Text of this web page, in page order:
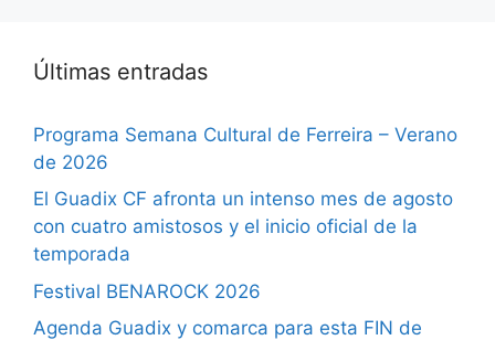
Últimas entradas
Programa Semana Cultural de Ferreira – Verano
de 2026
El Guadix CF afronta un intenso mes de agosto
con cuatro amistosos y el inicio oficial de la
temporada
Festival BENAROCK 2026
Agenda Guadix y comarca para esta FIN de